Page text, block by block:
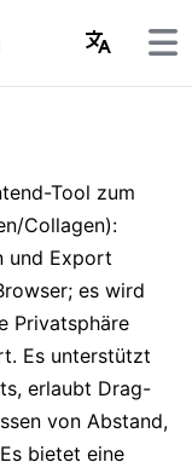
Tool zum
Collagen):
und Export
es wird
Privatsphäre
Es unterstützt
erlaubt Drag-
von Abstand,
bietet eine